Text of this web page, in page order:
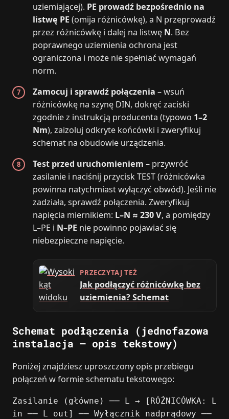
uziemiającej). PE prowadź bezpośrednio na
listwę PE (omija różnicówkę), a N przeprowadź
przez różnicówkę i dalej na listwę N. Bez
poprawnego uziemienia ochrona jest
ograniczona i może nie spełniać wymagań
norm.
Zamocuj i sprawdź połączenia – wsuń
różnicówkę na szynę DIN, dokręć zaciski
zgodnie z instrukcją producenta (typowo 1–2
Nm), zaizoluj odkryte końcówki i zweryfikuj
schemat na obudowie urządzenia.
Test przed uruchomieniem – przywróć
zasilanie i naciśnij przycisk TEST (różnicówka
powinna natychmiast wyłączyć obwód). Jeśli nie
zadziała, sprawdź połączenia. Zweryfikuj
napięcia miernikiem: L–N ≈ 230 V, a pomiędzy
L–PE i N–PE nie powinno pojawiać się
niebezpieczne napięcie.
PRZECZYTAJ TEŻ
Jak podłączyć różnicówkę bez
uziemienia? Schemat
Schemat podłączenia (jednofazowa
instalacja – opis tekstowy)
Poniżej znajdziesz uproszczony opis przebiegu
połączeń w formie schematu tekstowego:
Zasilanie (główne) ── L → [RÓŻNICÓWKA: L
in ── L out] ── Wyłącznik nadprądowy ──